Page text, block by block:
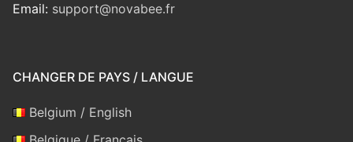
Email: support@novabee.fr
CHANGER DE PAYS / LANGUE
Belgium / English